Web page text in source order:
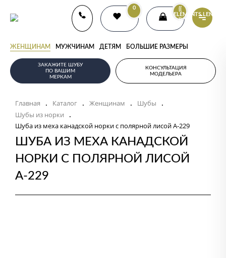
0
{{
ELEMENTS.LENGTH
}}
ЖЕНЩИНАМ МУЖЧИНАМ ДЕТЯМ БОЛЬШИЕ РАЗМЕРЫ
ЗАКАЖИТЕ ШУБУ
ПО ВАШИМ
МЕРКАМ
КОНСУЛЬТАЦИЯ
МОДЕЛЬЕРА
Главная . Каталог . Женщинам . Шубы .
Шубы из норки .
Шуба из меха канадской норки с полярной лисой А-229
ШУБА ИЗ МЕХА КАНАДСКОЙ
НОРКИ С ПОЛЯРНОЙ ЛИСОЙ
А-229